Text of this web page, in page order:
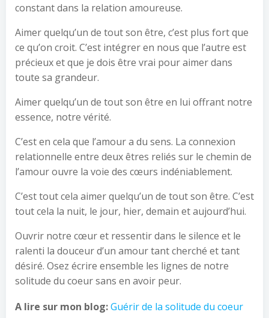
constant dans la relation amoureuse.
Aimer quelqu’un de tout son être, c’est plus fort que
ce qu’on croit. C’est intégrer en nous que l’autre est
précieux et que je dois être vrai pour aimer dans
toute sa grandeur.
Aimer quelqu’un de tout son être en lui offrant notre
essence, notre vérité.
C’est en cela que l’amour a du sens. La connexion
relationnelle entre deux êtres reliés sur le chemin de
l’amour ouvre la voie des cœurs indéniablement.
C’est tout cela aimer quelqu’un de tout son être. C’est
tout cela la nuit, le jour, hier, demain et aujourd’hui.
Ouvrir notre cœur et ressentir dans le silence et le
ralenti la douceur d’un amour tant cherché et tant
désiré. Osez écrire ensemble les lignes de notre
solitude du coeur sans en avoir peur.
A lire sur mon blog:Guérir de la solitude du coeur